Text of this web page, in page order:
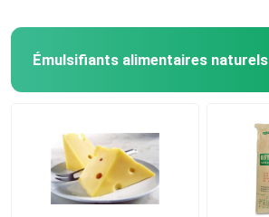
Émulsifiants alimentaires naturels